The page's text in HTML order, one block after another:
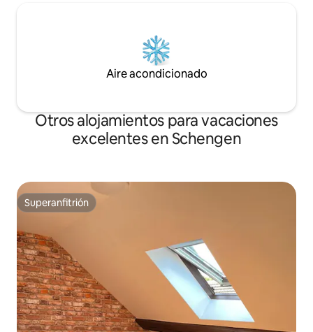
Aire acondicionado
Otros alojamientos para vacaciones
excelentes en Schengen
Superanfitrión
Superanfitrión